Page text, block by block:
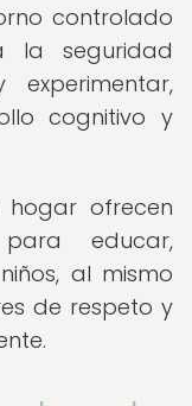
controlado
la seguridad
cognitivo y
hogar ofrecen
educar,
al mismo
de respeto y